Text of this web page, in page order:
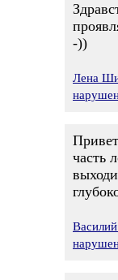
-))
Лена
часть